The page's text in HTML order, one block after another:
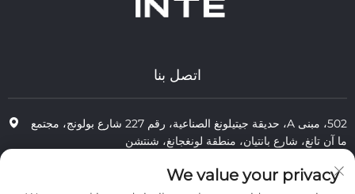
اتصل بنا
502، مبنى A، حديقة جيتيلونغ الصناعية، رقم 227 شارع بولونج، مجتمع
ما آن تانغ، شارع بانتيان، منطقة لونغجانغ، شنتشن
+86-13823773549
We value your privacy